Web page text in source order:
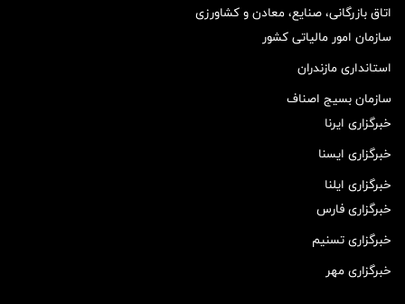
اتاق بازرگانی، صنایع، معادن و کشاورزی
سازمان امور مالیاتی کشور
استانداری مازندران
سازمان بسیج اصناف
خبرگزاری ایرنا
خبرگزاری ایسنا
خبرگزاری ایلنا
خبرگزاری فارس
خبرگزاری تسنیم
خبرگزاری مهر